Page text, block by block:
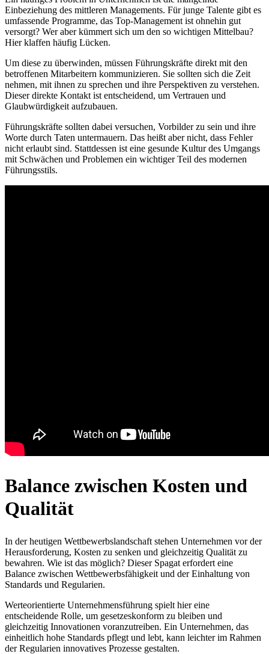
Einbeziehung des mittleren Managements. Für junge Talente gibt es
umfassende Programme, das Top-Management ist ohnehin gut
versorgt? Wer aber kümmert sich um den so wichtigen Mittelbau?
Hier klaffen häufig Lücken.
Um diese zu überwinden, müssen Führungskräfte direkt mit den
betroffenen Mitarbeitern kommunizieren. Sie sollten sich die Zeit
nehmen, mit ihnen zu sprechen und ihre Perspektiven zu verstehen.
Dieser direkte Kontakt ist entscheidend, um Vertrauen und
Glaubwürdigkeit aufzubauen.
Führungskräfte sollten dabei versuchen, Vorbilder zu sein und ihre
Worte durch Taten untermauern. Das heißt aber nicht, dass Fehler
nicht erlaubt sind. Stattdessen ist eine gesunde Kultur des Umgangs
mit Schwächen und Problemen ein wichtiger Teil des modernen
Führungsstils.
Balance zwischen Kosten und
Qualität
In der heutigen Wettbewerbslandschaft stehen Unternehmen vor der
Herausforderung, Kosten zu senken und gleichzeitig Qualität zu
bewahren. Wie ist das möglich? Dieser Spagat erfordert eine
Balance zwischen Wettbewerbsfähigkeit und der Einhaltung von
Standards und Regularien.
Werteorientierte Unternehmensführung spielt hier eine
entscheidende Rolle, um gesetzeskonform zu bleiben und
gleichzeitig Innovationen voranzutreiben. Ein Unternehmen, das
einheitlich hohe Standards pflegt und lebt, kann leichter im Rahmen
der Regularien innovatives Prozesse gestalten.